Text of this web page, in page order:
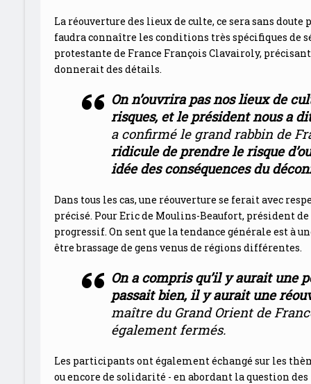
La réouverture des lieux de culte, ce sera sans
faudra connaître les conditions très spécifiques de
protestante de France François Clavairoly,
donnerait des détails.
On n’ouvrira pas nos lieux de
risques, et le président nous a
a confirmé le grand rabbin de
ridicule de prendre le risque
idée des conséquences du
Dans tous les cas, une réouverture se ferait avec
précisé. Pour Eric de Moulins-Beaufort, président
progressif. On sent que la tendance générale est à
être brassage de gens venus de régions différentes.
On a compris qu’il y aurait une
passait bien, il y aurait une
maître du Grand Orient de
également fermés.
Les participants ont également échangé sur les
ou encore de solidarité - en abordant la question